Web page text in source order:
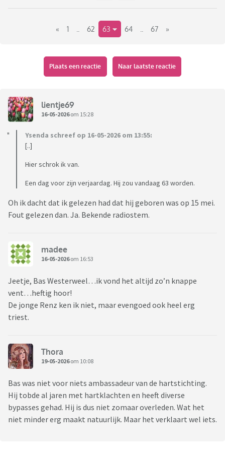
« 1 62 63 64 67 »
Plaats een reactie Naar laatste reactie
lientje69
16-05-2026om 15:28
Ysenda schreef op 16-05-2026 om 13:55:
[..]
Hier schrok ik van.
Een dag voor zijn verjaardag. Hij zou vandaag 63 worden.
Oh ik dacht dat ik gelezen had dat hij geboren was op 15 mei.
Fout gelezen dan. Ja. Bekende radiostem.
madee
16-05-2026om 16:53
Jeetje, Bas Westerweel…ik vond het altijd zo’n knappe
vent…heftig hoor!
De jonge Renz ken ik niet, maar evengoed ook heel erg
triest.
Thora
19-05-2026om 10:08
Bas was niet voor niets ambassadeur van de hartstichting.
Hij tobde al jaren met hartklachten en heeft diverse
bypasses gehad. Hij is dus niet zomaar overleden. Wat het
niet minder erg maakt natuurlijk. Maar het verklaart wel iets.